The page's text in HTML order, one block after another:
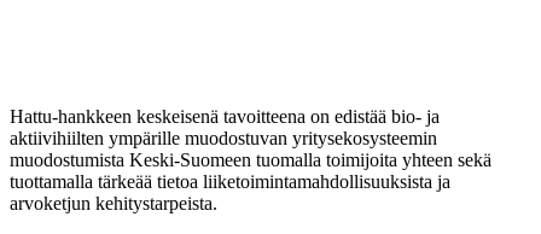
Hattu-hankkeen keskeisenä tavoitteena on edistää bio- ja
aktiivihiilten ympärille muodostuvan yritysekosysteemin
muodostumista Keski-Suomeen tuomalla toimijoita yhteen sekä
tuottamalla tärkeää tietoa liiketoimintamahdollisuuksista ja
arvoketjun kehitystarpeista.